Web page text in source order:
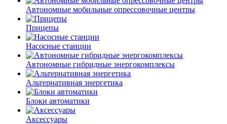
Автономные мобильные опрессовочные центры
Прицепы
Насосные станции
Автономные гибридные энергокомплексы
Альтернативная энергетика
Блоки автоматики
Аксессуары